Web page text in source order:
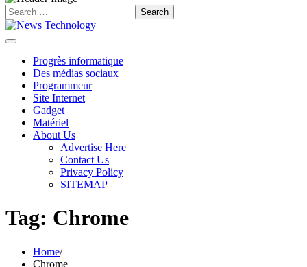
Search
for:
Progrès informatique
Des médias sociaux
Programmeur
Site Internet
Gadget
Matériel
About Us
Advertise Here
Contact Us
Privacy Policy
SITEMAP
Tag: Chrome
Home
Chrome